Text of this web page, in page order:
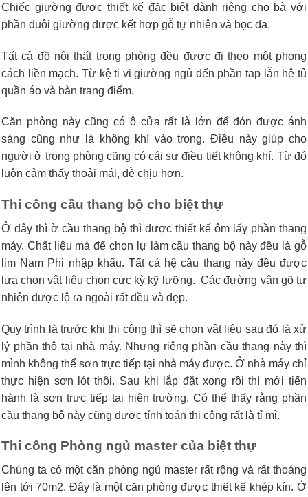
Chiếc giường được thiết kế đặc biệt dành riêng cho bà với
phần đuôi giường được kết hợp gỗ tự nhiên và bọc da.
Tất cả đồ nội thất trong phòng đều được đi theo một phong
cách liền mạch. Từ kệ ti vi giường ngủ đến phần tap lẫn hệ tủ
quần áo và bàn trang điểm.
Căn phòng này cũng có ô cửa rất là lớn để đón được ánh
sáng cũng như là không khí vào trong. Điều này giúp cho
người ở trong phòng cũng có cái sự điều tiết không khí. Từ đó
luôn cảm thấy thoải mái, dễ chịu hơn.
Thi công cầu thang bộ cho biệt thự
Ở đây thì ờ cầu thang bộ thì được thiết kế ôm lấy phần thang
máy. Chất liệu mà để chọn lự làm cầu thang bộ này đều là gỗ
lim Nam Phi nhập khẩu. Tất cả hệ cầu thang này đều được
lựa chọn vật liệu chọn cực kỳ kỹ lưỡng. Các đường vân gõ tự
nhiên được lộ ra ngoài rất đều và đẹp.
Quy trình là trước khi thi công thì sẽ chọn vật liệu sau đó là xử
lý phần thô tại nhà máy. Nhưng riêng phần cầu thang này thì
mình không thể sơn trực tiếp tại nhà máy được. Ở nhà máy chỉ
thực hiện sơn lót thôi. Sau khi lắp đặt xong rồi thì mới tiến
hành là sơn trực tiếp tại hiện trường. Có thể thấy rằng phần
cầu thang bộ này cũng được tính toán thi công rất là tỉ mỉ.
Thi công Phòng ngủ master của biệt thự
Chúng ta có một căn phòng ngủ master rất rộng và rất thoáng
lên tới 70m2. Đây là một căn phòng được thiết kế khép kín. Ở